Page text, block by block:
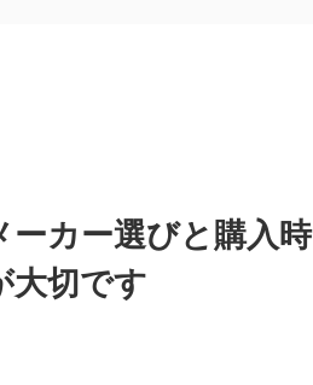
カー選びと購入時
大切です